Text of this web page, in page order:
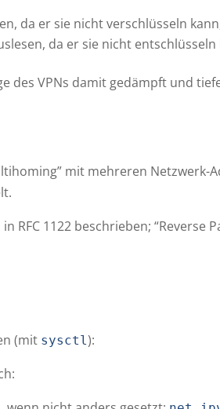
da er sie nicht verschlüsseln
da er sie nicht entschlüsseln
des VPNs damit gedämpft und
mit mehreren
RFC 1122 beschrieben; “Reverse
(mit sysctl):